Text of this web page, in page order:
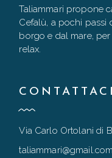
Taliammari propone
Cefalù, a pochi passi
borgo e dal mare,
relax.
CONTATTACI
Via Carlo Ortolani di
taliammari@gmail.com